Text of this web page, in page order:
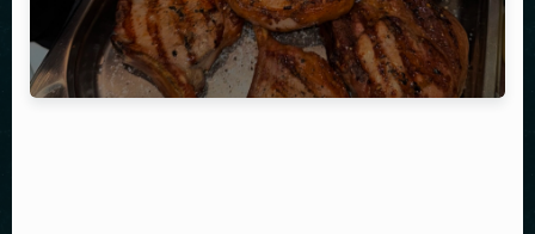
REKVIZITŲ NUOMA
STALTIESĖS
VAZOS
ŽVAKIDĖS